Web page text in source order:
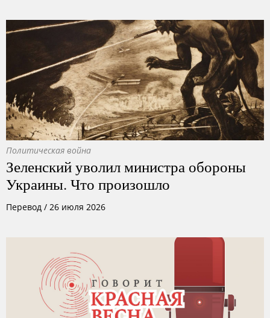
Политическая война
Зеленский уволил министра обороны
Украины. Что произошло
Перевод / 26 июля 2026